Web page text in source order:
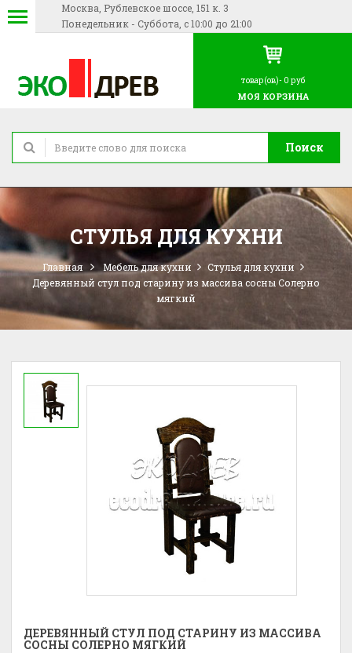
Москва, Рублевское шоссе, 151 к. 3
Понедельник - Суббота, с 10:00 до 21:00
Поиск
товар(ов)- 0 руб
МОЯ КОРЗИНА
СТУЛЬЯ ДЛЯ КУХНИ
Главная Мебель для кухни
Стулья для кухни
Деревянный стул под старину из массива сосны Солерно
мягкий
ДЕРЕВЯННЫЙ СТУЛ ПОД СТАРИНУ ИЗ МАССИВА
СОСНЫ СОЛЕРНО МЯГКИЙ